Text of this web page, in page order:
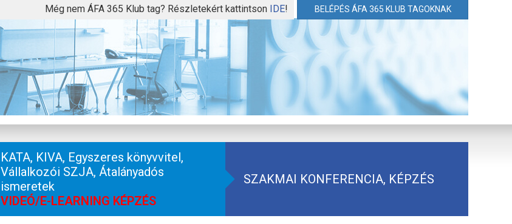
Még nem ÁFA 365 Klub tag? Részletekért kattintson IDE! BELÉPÉS ÁFA 365 KLUB TAGOKNAK
KATA, KIVA, Egyszeres könyvvitel,
Vállalkozói SZJA, Átalányadós
ismeretek
VIDEÓ/E-LEARNING KÉPZÉS
SZAKMAI KONFERENCIA, KÉPZÉS